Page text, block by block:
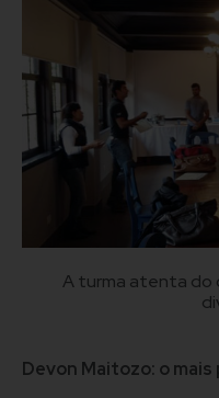
A turma atenta do
Devon Maitozo: o